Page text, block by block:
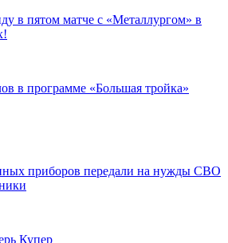
в пятом матче с «Металлургом» в
в программе «Большая тройка»
приборов передали на нужды СВО
Купер